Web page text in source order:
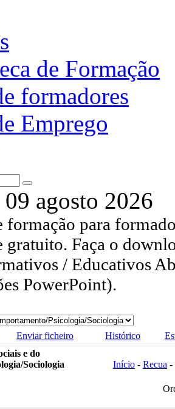
de Formação
formadores
Emprego
agosto 2026
formação para
gratuito. Faça o
/ Educativos
PowerPoint).
Enviar ficheiro Histórico
e do
Sociologia
Início - Recua -